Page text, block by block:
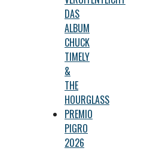
DAS
ALBUM
CHUCK
TIMELY
&
THE
HOURGLASS
PREMIO
PIGRO
2026